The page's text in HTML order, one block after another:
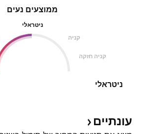
ממוצעים נעים
ניטראלי
קניה
קניה חזקה
ניטראלי
עונתיים